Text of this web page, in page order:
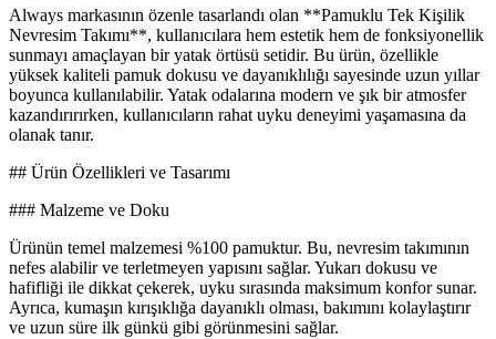
Always markasının özenle tasarlandı olan **Pamuklu Tek Kişilik
Nevresim Takımı**, kullanıcılara hem estetik hem de fonksiyonellik
sunmayı amaçlayan bir yatak örtüsü setidir. Bu ürün, özellikle
yüksek kaliteli pamuk dokusu ve dayanıklılığı sayesinde uzun yıllar
boyunca kullanılabilir. Yatak odalarına modern ve şık bir atmosfer
kazandırırırken, kullanıcıların rahat uyku deneyimi yaşamasına da
olanak tanır.
## Ürün Özellikleri ve Tasarımı
### Malzeme ve Doku
Ürünün temel malzemesi %100 pamuktur. Bu, nevresim takımının
nefes alabilir ve terletmeyen yapısını sağlar. Yukarı dokusu ve
hafifliği ile dikkat çekerek, uyku sırasında maksimum konfor sunar.
Ayrıca, kumaşın kırışıklığa dayanıklı olması, bakımını kolaylaştırır
ve uzun süre ilk günkü gibi görünmesini sağlar.